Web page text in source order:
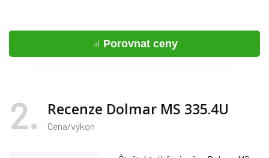
Porovnat ceny
2 Recenze Dolmar MS 335.4U
Cena/výkon